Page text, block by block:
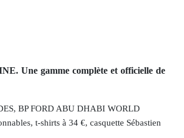
Une gamme complète et officielle de
BP FORD ABU DHABI WORLD
t-shirts à 34 €, casquette Sébastien